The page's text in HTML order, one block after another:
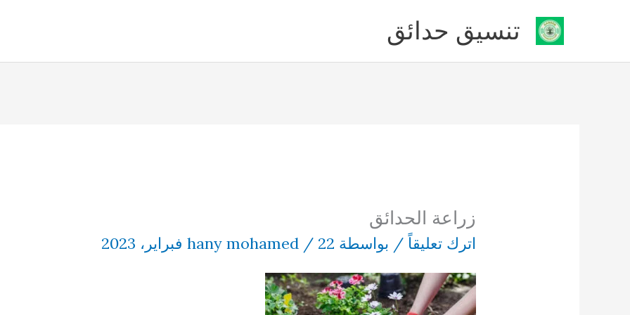
المحتوى
تنسيق حدائق
زراعة الحدائق
اترك تعليقاً / بواسطة hany mohamed / 22 فبراير، 2023